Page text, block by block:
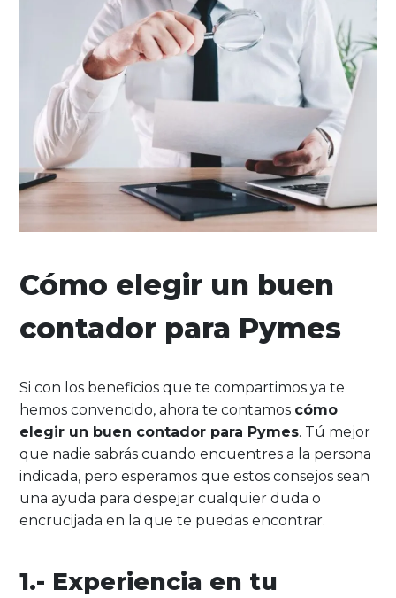
Cómo elegir un buen
contador para Pymes
Si con los beneficios que te compartimos ya te
hemos convencido, ahora te contamos cómo
elegir un buen contador para Pymes. Tú mejor
que nadie sabrás cuando encuentres a la persona
indicada, pero esperamos que estos consejos sean
una ayuda para despejar cualquier duda o
encrucijada en la que te puedas encontrar.
1.- Experiencia en tu